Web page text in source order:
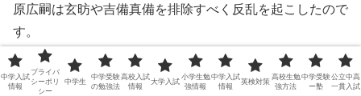
原広嗣は玄昉や吉備真備を排除すべく反乱を起こしたので
す。
橘諸兄の政治に対する藤原広嗣の反発は、乱の発生に大き
中学入試
情報
プライバ
シーポリ
シー
中学生
中学受験
の勉強法
高校入試
情報
大学入試
小学生勉
強情報
中学入試
情報
英検対策
高校生勉
強方法
中学受験
ー塾
公立中高
一貫入試